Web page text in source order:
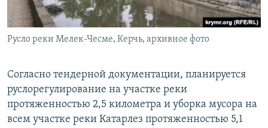
Русло реки Мелек-Чесме, Керчь, архивное фото
Согласно тендерной документации, планируется
руслорегулирование на участке реки
протяженностью 2,5 километра и уборка мусора на
всем участке реки Катарлез протяженностью 5,1